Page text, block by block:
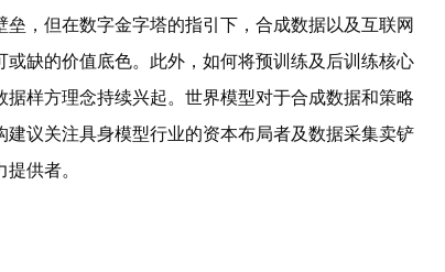
，但在数字金字塔的指引下，合成数据以及互联网
缺的价值底色。此外，如何将预训练及后训练核心
样方理念持续兴起。世界模型对于合成数据和策略
议关注具身模型行业的资本布局者及数据采集卖铲
供者。